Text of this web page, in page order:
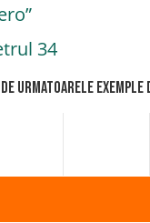
34
urmatoarele